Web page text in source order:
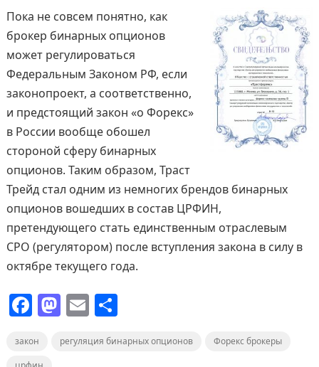
Пока не совсем понятно, как
брокер бинарных опционов
может регулироваться
Федеральным Законом РФ, если
законопроект, а соответственно,
и предстоящий закон «о Форекс»
в России вообще обошел
стороной сферу бинарных
опционов. Таким образом, Траст
Трейд стал одним из немногих брендов бинарных
опционов вошедших в состав ЦРФИН,
претендующего стать единственным отраслевым
СРО (регулятором) после вступления закона в силу в
октябре текущего года.
F
c
M
st
E
ai
О
п
закон регуляция бинарных опционов
Форекс брокеры